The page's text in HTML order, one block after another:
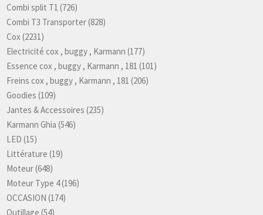
Combi split T1 (726)
Combi T3 Transporter(828)
Cox(2231)
Electricité cox , buggy , Karmann (177)
Essence cox , buggy , Karmann , 181 (101)
Freins cox , buggy , Karmann , 181 (206)
Goodies (109)
Jantes & Accessoires (235)
Karmann Ghia (546)
LED (15)
Littérature (19)
Moteur(648)
Moteur Type 4(196)
OCCASION (174)
Outillage (54)